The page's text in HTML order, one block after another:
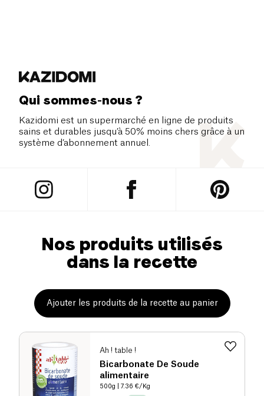
Qui sommes-nous ?
Kazidomi est un supermarché en ligne de produits
sains et durables jusqu’à 50% moins chers grâce à un
système d’abonnement annuel.
Nos produits utilisés
dans la recette
Ajouter les produits de la recette au panier
Ah ! table !
Bicarbonate De Soude
alimentaire
500g | 7.36 €/Kg